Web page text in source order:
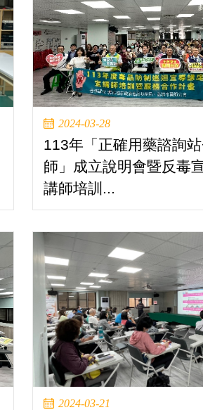
2024-03-28
113年「正確用藥諮詢
師」成立說明會暨反毒
講師培訓...
2024-03-21